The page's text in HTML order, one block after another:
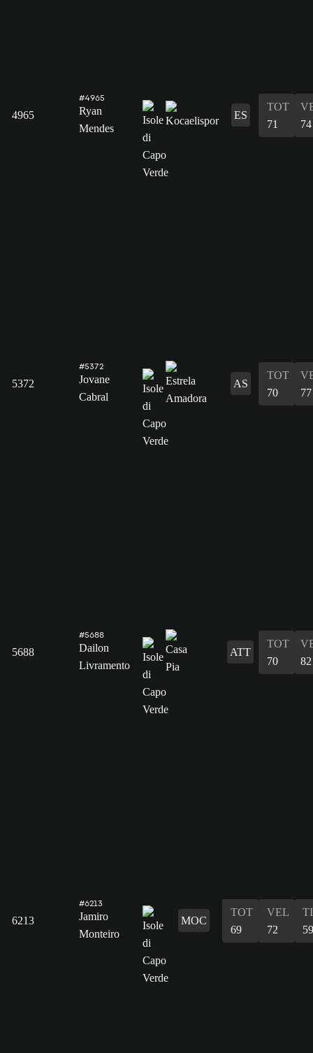
4965
#4965
Ryan
Mendes
ES
TOT
71
74
5372
#5372
Jovane
Cabral
AS
TOT
70
77
5688
#5688
Dailon
Livramento
ATT
TOT
70
82
6213
#6213
Jamiro
Monteiro
MOC
TOT
69
VEL
72
59